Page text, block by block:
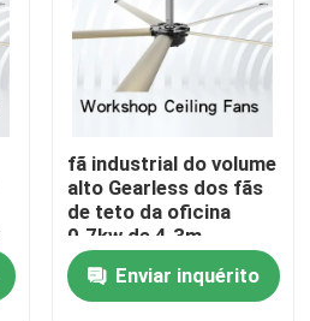
fã industrial do volume
alto Gearless dos fãs
de teto da oficina
0.7kw de 4.3m
Enviar inquérito